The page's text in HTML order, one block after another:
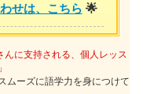
せは、こちら 🌟
んに支持される、個人レッス
ムーズに語学力を身につけて